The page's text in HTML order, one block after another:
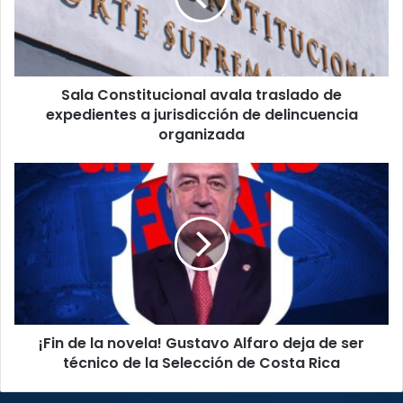
a
jurisdicción
de
delincuencia
organizada
Sala Constitucional avala traslado de
expedientes a jurisdicción de delincuencia
organizada
¡Fin
de
novela!
Gustavo
Alfaro
de
ser
técnico¡Fin de la novela! Gustavo Alfaro deja de ser
técnico de la Selección de Costa Rica